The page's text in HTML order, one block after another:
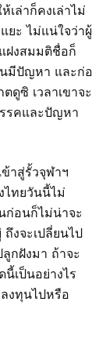
เล่าก็คงเล่าไม่
ยะ ไม่แน่ใจว่าผู้
ฝงสมมติชื่อก็
นมีปัญหา และก่อ
ดูซิ เวลาเขาจะ
รคและปัญหา
าสู่รั้วจุฬาฯ
ไทยวันนี้ไม่
ก่อนก็ไม่น่าจะ
งจะเปลี่ยนไป
กฝังมา ถ้าจะ
เป็นอย่างไร
งทุนไปหรือ